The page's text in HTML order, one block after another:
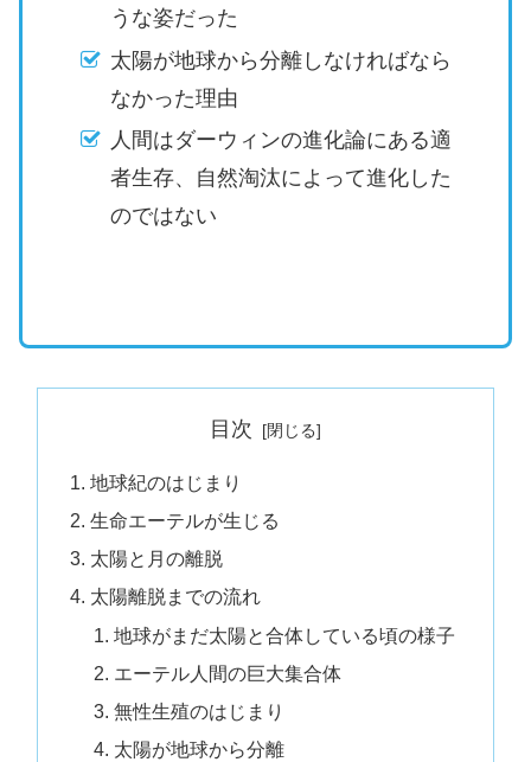
うな姿だった
太陽が地球から分離しなければなら
なかった理由
人間はダーウィンの進化論にある適
者生存、自然淘汰によって進化した
のではない
目次
地球紀のはじまり
生命エーテルが生じる
太陽と月の離脱
太陽離脱までの流れ
地球がまだ太陽と合体している頃の様子
エーテル人間の巨大集合体
無性生殖のはじまり
太陽が地球から分離